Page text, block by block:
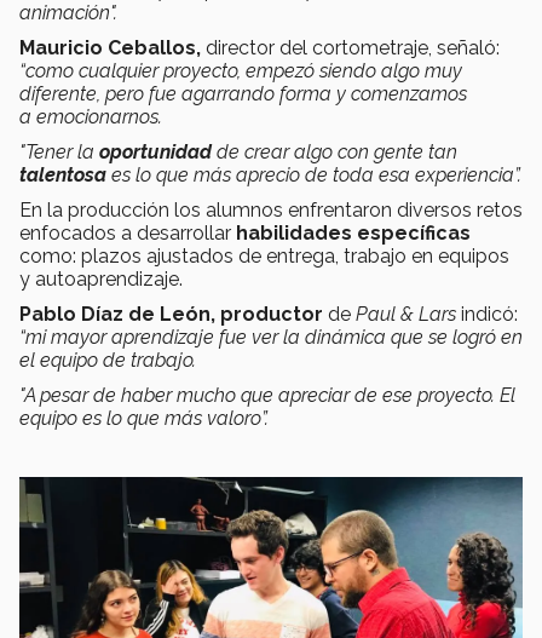
animación".
Mauricio Ceballos, director del cortometraje, señaló:
“como cualquier proyecto, empezó siendo algo muy
diferente, pero fue agarrando forma y comenzamos
a emocionarnos.
"Tener la oportunidadde crear algo con gente tan
talentosa es lo que más aprecio de toda esa experiencia”.
En la producción los alumnos enfrentaron diversos retos
enfocados a desarrollar habilidades específicas
como: plazos ajustados de entrega, trabajo en equipos
y autoaprendizaje.
Pablo Díaz de León, productor de Paul & Lars indicó:
“mi mayor aprendizaje fue ver la dinámica que se logró en
el equipo de trabajo.
"A pesar de haber mucho que apreciar de ese proyecto. El
equipo es lo que más valoro”.